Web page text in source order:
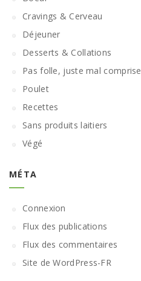
Cravings & Cerveau
Déjeuner
Desserts & Collations
Pas folle, juste mal comprise
Poulet
Recettes
Sans produits laitiers
Végé
MÉTA
Connexion
Flux des publications
Flux des commentaires
Site de WordPress-FR